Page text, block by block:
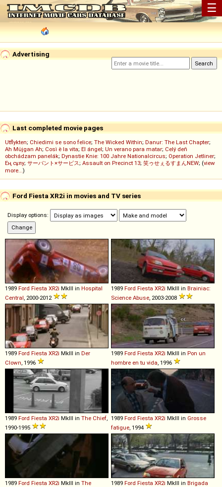
☰
Advertising
Last completed movie pages
Utflykten; Chiedimi se sono felice; The Wicked Within; Danur: The Last Chapter;
Ah Müjgan Ah; Così è la vita; El ángel; Un verano para matar; Celý deň
obchádzam panelák; Dynastie Knie: 100 Jahre Nationalcircus; Operation Jetliner;
Ең сұлу; サーバント×サービス; Assault on Precinct 13; 笑ゥせぇるすまんNEW; (view
more...)
Ford Fiesta XR2i in movies and TV series
Display options:
1989 Ford Fiesta XR2i MkIII in Hospital
Central , 2000-2012
1989 Ford Fiesta XR2i MkIII in Brainiac:
Science Abuse , 2003-2008
1989 Ford Fiesta XR2i MkIII in Der
Clown , 1996
1989 Ford Fiesta XR2i MkIII in Pon un
hombre en tu vida , 1996
1989 Ford Fiesta XR2i MkIII in The Chief
1990-1995
1989 Ford Fiesta XR2i MkIII in Grosse
fatigue , 1994
1989 Ford Fiesta XR2i MkIII in The
1989 Ford Fiesta XR2i MkIII in Brigada